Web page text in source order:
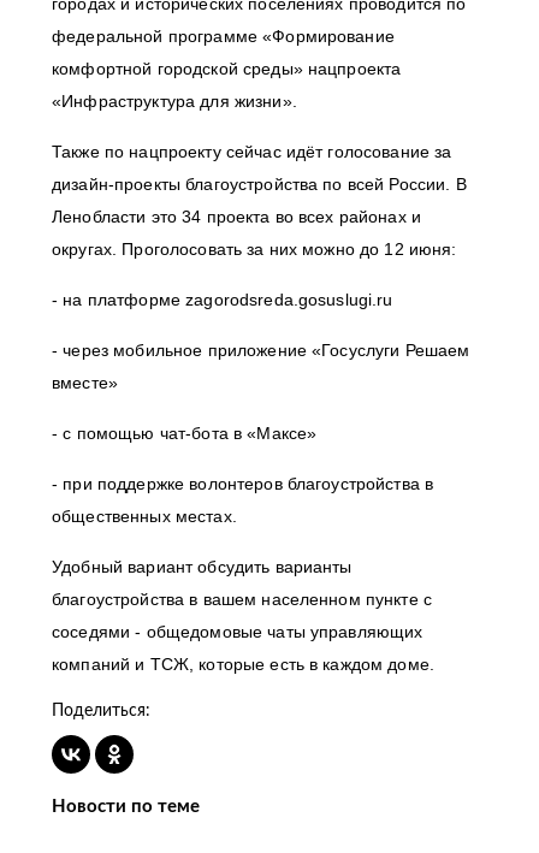
федеральной программе «Формирование
комфортной городской среды» нацпроекта
«Инфраструктура для жизни».
Также по нацпроекту сейчас идёт голосование за
дизайн-проекты благоустройства по всей России. В
Ленобласти это 34 проекта во всех районах и
округах. Проголосовать за них можно до 12 июня:
- на платформеzagorodsreda.gosuslugi.ru
- через мобильное приложение «Госуслуги Решаем
вместе»
- с помощью чат-бота в «Максе»
- при поддержке волонтеров благоустройства в
общественных местах.
Удобный вариант обсудить варианты
благоустройства в вашем населенном пункте с
соседями - общедомовые чаты управляющих
компаний и ТСЖ, которые есть в каждом доме.
Поделиться:
Новости по теме